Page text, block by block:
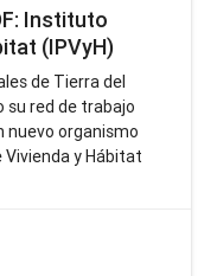
Instituto
(IPVyH)
de Tierra del
su red de trabajo
nuevo organismo
y Hábitat